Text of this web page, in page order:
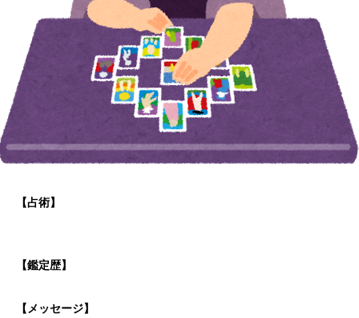
【占術】
【鑑定歴】
【メッセージ】